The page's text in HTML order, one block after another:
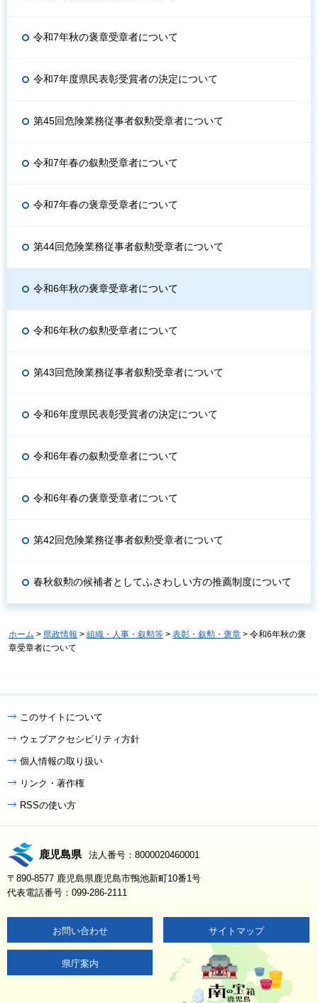
令和7年秋の褒章受章者について
令和7年度県民表彰受賞者の決定について
第45回危険業務従事者叙勲受章者について
令和7年春の叙勲受章者について
令和7年春の褒章受章者について
第44回危険業務従事者叙勲受章者について
令和6年秋の褒章受章者について
令和6年秋の叙勲受章者について
第43回危険業務従事者叙勲受章者について
令和6年度県民表彰受賞者の決定について
令和6年春の叙勲受章者について
令和6年春の褒章受章者について
第42回危険業務従事者叙勲受章者について
春秋叙勲の候補者としてふさわしい方の推薦制度について
ホーム > 県政情報 > 組織・人事・叙勲等 > 表彰・叙勲・褒章 > 令和6年秋の褒
章受章者について
このサイトについて
ウェブアクセシビリティ方針
個人情報の取り扱い
リンク・著作権
RSSの使い方
鹿児島県 法人番号：8000020460001
〒890-8577 鹿児島県鹿児島市鴨池新町10番1号
代表電話番号：099-286-2111
お問い合わせ サイトマップ
県庁案内